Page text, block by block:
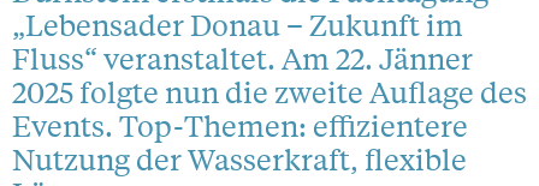
„Lebensader Donau – Zukunft im
Fluss“ veranstaltet. Am 22. Jänner
2025 folgte nun die zweite Auflage des
Events. Top-Themen: effizientere
Nutzung der Wasserkraft, flexible